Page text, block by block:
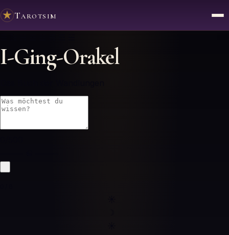
Tarotsim
I-Ging-Orakel